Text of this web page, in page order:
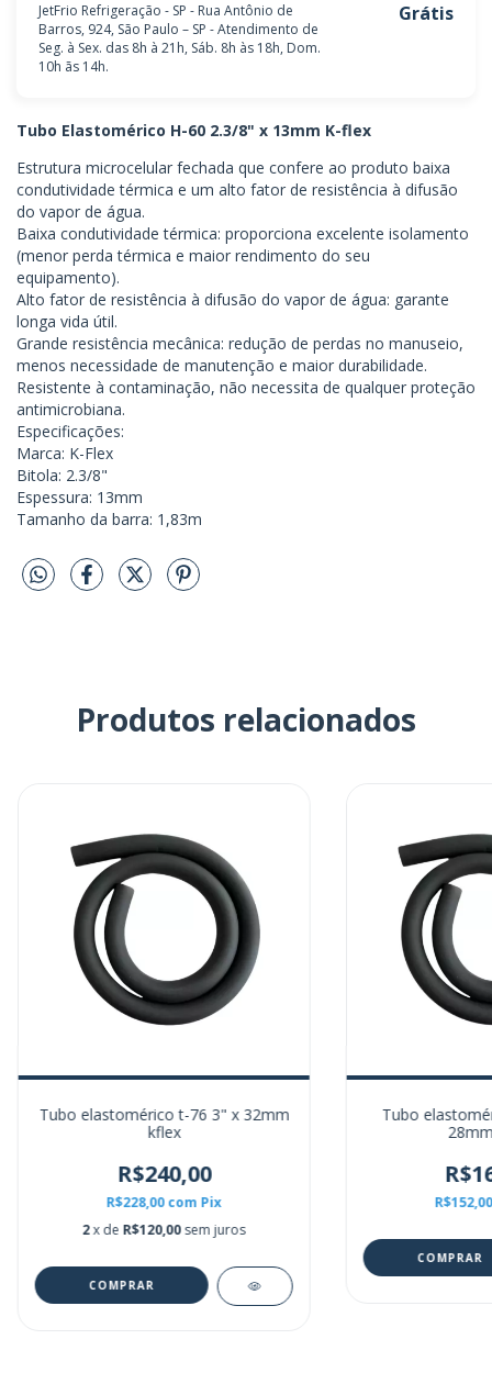
JetFrio Refrigeração - SP - Rua Antônio de
Barros, 924, São Paulo – SP - Atendimento de
Seg. à Sex. das 8h à 21h, Sáb. 8h às 18h, Dom.
10h ãs 14h.
Grátis
Tubo Elastomérico H-60 2.3/8" x 13mm K-flex
Estrutura microcelular fechada que confere ao produto baixa
condutividade térmica e um alto fator de resistência à difusão
do vapor de água.
Baixa condutividade térmica: proporciona excelente isolamento
(menor perda térmica e maior rendimento do seu
equipamento).
Alto fator de resistência à difusão do vapor de água: garante
longa vida útil.
Grande resistência mecânica: redução de perdas no manuseio,
menos necessidade de manutenção e maior durabilidade.
Resistente à contaminação, não necessita de qualquer proteção
antimicrobiana.
Especificações:
Marca: K-Flex
Bitola: 2.3/8"
Espessura: 13mm
Tamanho da barra: 1,83m
Produtos relacionados
Tubo elastomérico t-76 3" x 32mm
kflex
R$240,00
R$228,00com Pix
2x de R$120,00sem juros
Tubo